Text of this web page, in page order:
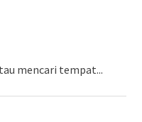
mencari tempat...